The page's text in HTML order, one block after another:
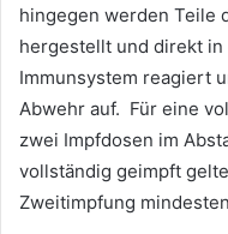
hingegen werden Teile
hergestellt und direkt
Immunsystem reagiert
Abwehr auf. Für eine
zwei Impfdosen im
vollständig geimpft
Zweitimpfung